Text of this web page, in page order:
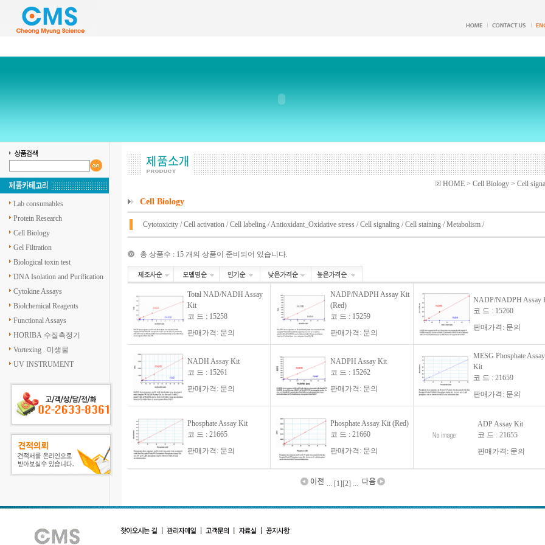
Lab consumables
Protein Research
Cell Biology
Gel Filtration
Biological toxin test
DNA Isolation and Purification
Cytokine Assays
Biolchemical Reagents
Functional Assays
HORIBA 수질측정기
Vortexing . 미생물
UV INSTRUMENT
HOME > Cell Biology > Cell
Cell Biology
Cytotoxicity /Cell activation /Cell labeling /Antioxidant_Oxidative stress /Cell signaling /Cell staining /Metabolism /
총 상품수 : 15 개의 상품이 준비되어 있습니다.
Total NAD/NADH Assay
Kit
코 드 : 15258
판매가격: 문의
NADP/NADPH Assay Kit
(Red)
코 드 : 15259
판매가격: 문의
NADP/NADPH Assay
코 드 : 15260
판매가격: 문의
NADH Assay Kit
코 드 : 15261
판매가격: 문의
NADPH Assay Kit
코 드 : 15262
판매가격: 문의
MESG Phosphate Assay
Kit
코 드 : 21659
판매가격: 문의
Phosphate Assay Kit
코 드 : 21665
판매가격: 문의
Phosphate Assay Kit (Red)
코 드 : 21660
판매가격: 문의
ADP Assay Kit
코 드 : 21655
판매가격: 문의
... [1] [2] ...